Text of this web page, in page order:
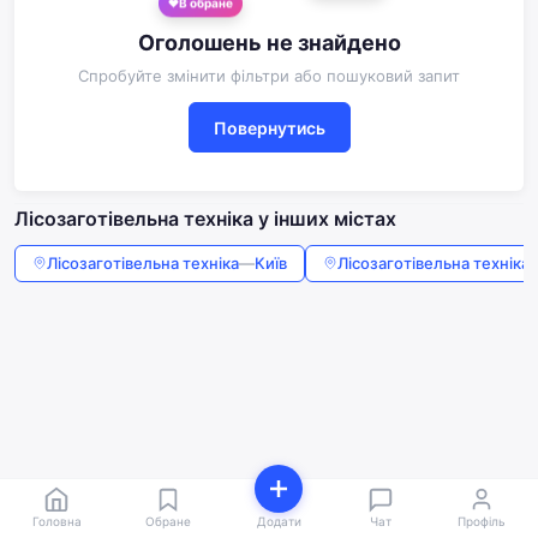
Оголошень не знайдено
Спробуйте змінити фільтри або пошуковий запит
Повернутись
Лісозаготівельна техніка у інших містах
Лісозаготівельна техніка—Київ Лісозаготівельна техніка
Головна Обране Додати Чат Профіль